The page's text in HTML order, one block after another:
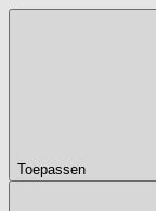
Toepassen